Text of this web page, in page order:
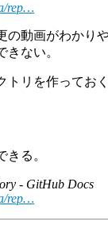
rep…
の動画がわかり
ない。
リを作ってお
る。
- GitHub Docs
rep…